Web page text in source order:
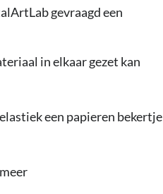
gevraagd een
in elkaar gezet kan
een papieren bekertje